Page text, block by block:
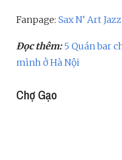
Fanpage: Sax N’ Art
Đọc thêm: 5 Quán bar
mình ở Hà Nội
Chợ Gạo